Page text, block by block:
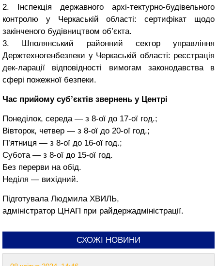
2. Інспекція державного архі-тектурно-будівельного
контролю у Черкаській області: сертифікат щодо
закінченого будівництвом об’єкта.
3. Шполянський районний сектор управління
Держтехногенбезпеки у Черкаській області: реєстрація
дек-ларації відповідності вимогам законодавства в
сфері пожежної безпеки.
Час прийому суб’єктів звернень у Центрі
Понеділок, середа — з 8-ої до 17-ої год.;
Вівторок, четвер — з 8-ої до 20-ої год.;
П’ятниця — з 8-ої до 16-ої год.;
Субота — з 8-ої до 15-ої год.
Без перерви на обід.
Неділя — вихідний.
Підготувала Людмила ХВИЛЬ,
адміністратор ЦНАП при райдержадміністрації.
СХОЖІ НОВИНИ